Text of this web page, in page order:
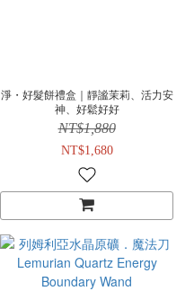
淨・好髮餅禮盒｜靜謐茉莉、活力安
神、好鬆好好
NT$1,880
NT$1,680